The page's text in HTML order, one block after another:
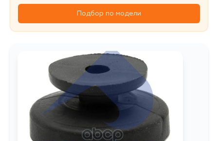
Подбор по модели